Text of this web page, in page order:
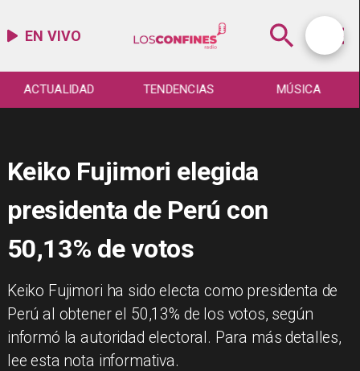
EN VIVO
ACTUALIDAD TENDENCIAS MÚSICA
Keiko Fujimori elegida
presidenta de Perú con
50,13% de votos
Keiko Fujimori ha sido electa como presidenta de
Perú al obtener el 50,13% de los votos, según
informó la autoridad electoral. Para más detalles,
lee esta nota informativa.